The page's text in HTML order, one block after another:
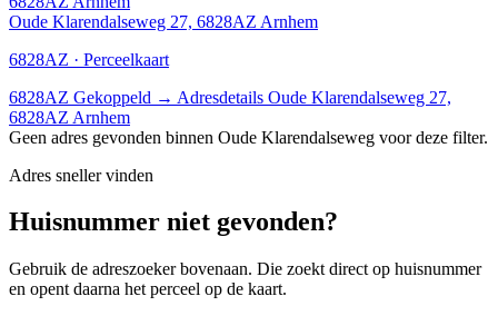
Oude Klarendalseweg 27, 6828AZ Arnhem
6828AZ · Perceelkaart
6828AZ Gekoppeld → Adresdetails Oude Klarendalseweg 27,
6828AZ Arnhem
Geen adres gevonden binnen Oude Klarendalseweg voor deze filter.
Adres sneller vinden
Huisnummer niet gevonden?
Gebruik de adreszoeker bovenaan. Die zoekt direct op huisnummer
en opent daarna het perceel op de kaart.